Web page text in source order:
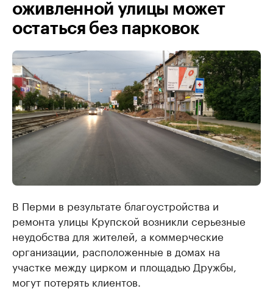
оживленной улицы может
остаться без парковок
В Перми в результате благоустройства и
ремонта улицы Крупской возникли серьезные
неудобства для жителей, а коммерческие
организации, расположенные в домах на
участке между цирком и площадью Дружбы,
могут потерять клиентов.